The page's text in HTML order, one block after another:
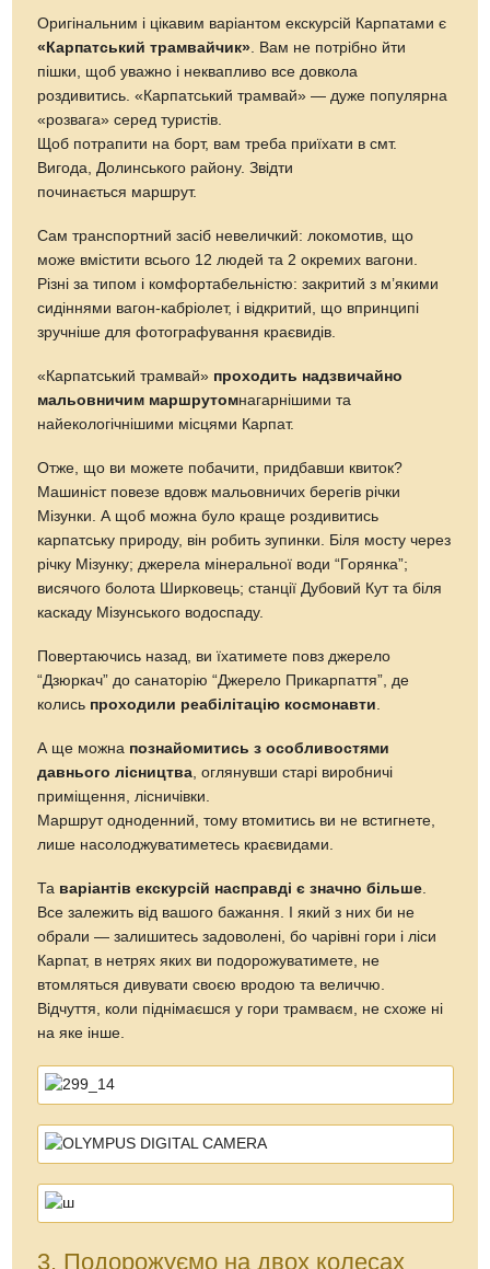
Оригінальним і цікавим варіантом екскурсій Карпатами є
«Карпатський трамвайчик». Вам не потрібно йти
пішки, щоб уважно і неквапливо все довкола
роздивитись. «Карпатський трамвай» — дуже популярна
«розвага» серед туристів.
Щоб потрапити на борт, вам треба приїхати в смт.
Вигода, Долинського району. Звідти
починається маршрут.
Сам транспортний засіб невеличкий: локомотив, що
може вмістити всього 12 людей та 2 окремих вагони.
Різні за типом і комфортабельністю: закритий з м’якими
сидіннями вагон-кабріолет, і відкритий, що впринципі
зручніше для фотографування краєвидів.
«Карпатський трамвай» проходить надзвичайно
мальовничим маршрутомнагарнішими та
найекологічнішими місцями Карпат.
Отже, що ви можете побачити, придбавши квиток?
Машиніст повезе вдовж мальовничих берегів річки
Мізунки. А щоб можна було краще роздивитись
карпатську природу, він робить зупинки. Біля мосту через
річку Мізунку; джерела мінеральної води “Горянка”;
висячого болота Ширковець; станції Дубовий Кут та біля
каскаду Мізунського водоспаду.
Повертаючись назад, ви їхатимете повз джерело
“Дзюркач” до санаторію “Джерело Прикарпаття”, де
колись проходили реабілітацію космонавти
А ще можна познайомитись з особливостями
давнього лісництва , оглянувши старі виробничі
приміщення, лісничівки.
Маршрут одноденний, тому втомитись ви не встигнете,
лише насолоджуватиметесь краєвидами.
Та варіантів екскурсій насправді є значно більше
Все залежить від вашого бажання. І який з них би не
обрали — залишитесь задоволені, бо чарівні гори і ліси
Карпат, в нетрях яких ви подорожуватимете, не
втомляться дивувати своєю вродою та величчю.
Відчуття, коли піднімаєшся у гори трамваєм, не схоже ні
на яке інше.
3. Подорожуємо на двох колесах